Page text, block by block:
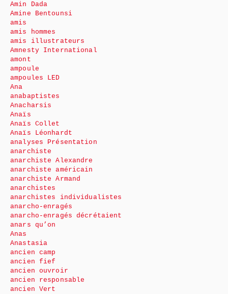
Amin Dada
Amine Bentounsi
amis
amis hommes
amis illustrateurs
Amnesty International
amont
ampoule
ampoules LED
Ana
anabaptistes
Anacharsis
Anaïs
Anaïs Collet
Anaïs Léonhardt
analyses Présentation
anarchiste
anarchiste Alexandre
anarchiste américain
anarchiste Armand
anarchistes
anarchistes individualistes
anarcho-enragés
anarcho-enragés décrétaient
anars qu’on
Anas
Anastasia
ancien camp
ancien fief
ancien ouvroir
ancien responsable
ancien Vert